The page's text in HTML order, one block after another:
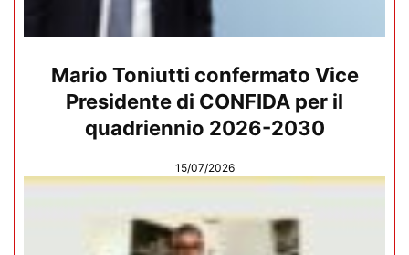
Mario Toniutti confermato Vice
Presidente di CONFIDA per il
quadriennio 2026-2030
15/07/2026